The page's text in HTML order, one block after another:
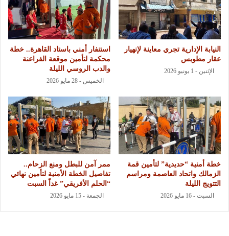
النيابة الإدارية تجري معاينة لإنهيار
عقار مطوبس
الإثنين - 1 يونيو 2026
استنفار أمني باستاد القاهرة.. خطة
محكمة لتأمين موقعة الفراعنة
والدب الروسي الليلة
الخميس - 28 مايو 2026
خطة أمنية “حديدية” لتأمين قمة
الزمالك واتحاد العاصمة ومراسم
التتويج الليلة
السبت - 16 مايو 2026
ممر آمن للبطل ومنع الزحام..
تفاصيل الخطة الأمنية لتأمين نهائي
“الحلم الأفريقي” غداً السبت
الجمعة - 15 مايو 2026